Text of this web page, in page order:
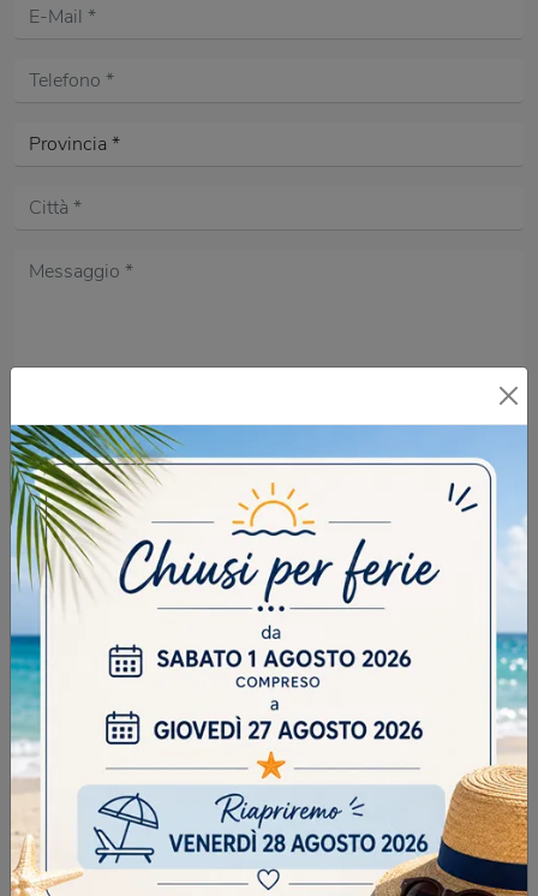
SFOGLIA I NOSTRI CATALOGHI
DOMANDA DI SICUREZZA
Scrivere la parola "Fragole" al singolare
INVIA